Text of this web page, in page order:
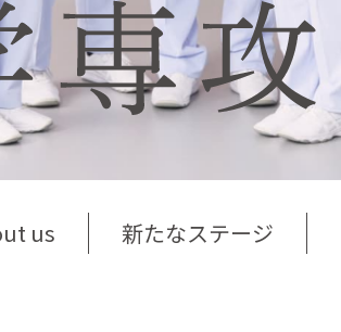
us 新たなステージ